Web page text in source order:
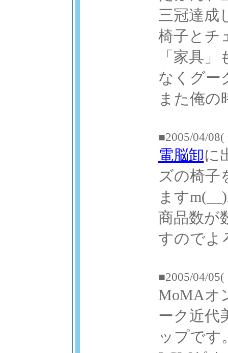
三冠達成
椅子とチ
「家具
なくグー
また俺
■2005/04/08(
電脳卸に
ズの椅子
ます
商品数が
すのでよ
■2005/04/05(
MoMAオ
ーク近代
ップです